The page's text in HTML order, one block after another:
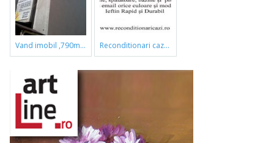
vand imobil ,790m,piata gorjului,pret negociabil reconditionari cazi de baie